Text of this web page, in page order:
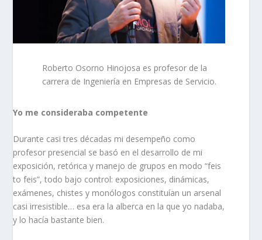
Roberto Osorno Hinojosa es profesor de la
carrera de Ingeniería en Empresas de Servicio.
Yo me consideraba competente
Durante casi tres décadas mi desempeño como
profesor presencial se basó en el desarrollo de mi
exposición, retórica y manejo de grupos en modo “feis
to feis”, todo bajo control: exposiciones, dinámicas,
exámenes, chistes y monólogos constituían un arsenal
casi irresistible… esa era la alberca en la que yo nadaba,
y lo hacía bastante bien.